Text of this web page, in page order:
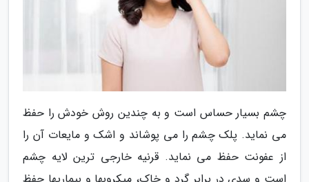
چشم بسیار حساس است و به چندین روش خودش را حفظ
می نماید. پلک چشم را می پوشاند و اشک و مایعات آن را
از عفونت حفظ می نماید. قرنیه خارجی ترین لایه چشم